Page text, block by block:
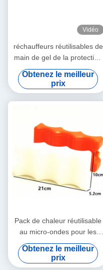
Vidéo
réchauffeurs réutilisables de
main de gel de la protection
21.5x3cm de l'animal familier
860g
Obtenez le meilleur
prix
Pack de chaleur réutilisable
au micro-ondes pour les
aliments / boîte à lunch,
Pack de gel chaud-froid pour
les aliments surgelés
Obtenez le meilleur
prix